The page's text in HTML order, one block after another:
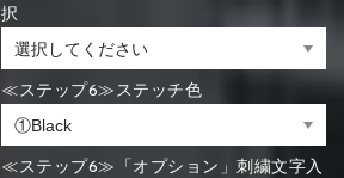
択
≪ステップ6≫ステッチ色
≪ステップ6≫「オプション」刺繍文字入